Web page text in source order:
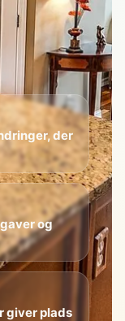
der
og
giver plads